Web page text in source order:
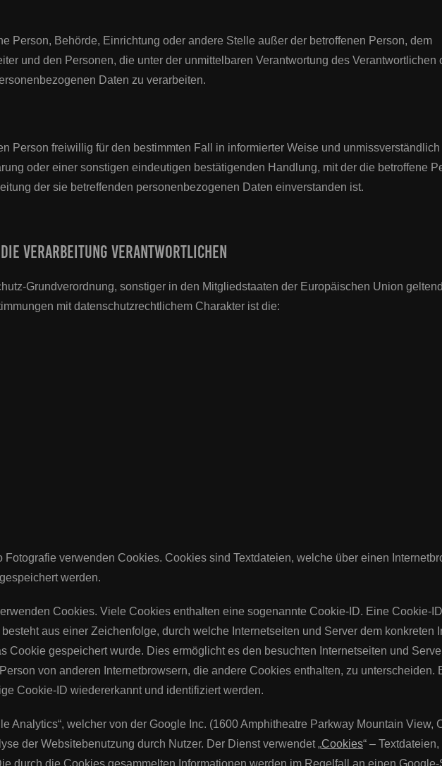
Person, Behörde, Einrichtung oder andere Stelle außer der betroffenen Person, dem
und den Personen, die unter der unmittelbaren Verantwortung des Verantwortlichen
Daten zu verarbeiten.
Person freiwillig für den bestimmten Fall in informierter Weise und
oder einer sonstigen eindeutigen bestätigenden Handlung, mit der die betroffene
der sie betreffenden personenbezogenen Daten einverstanden ist.
Verarbeitung Verantwortlichen
Grundverordnung, sonstiger in den Mitgliedstaaten der Europäischen Union
mit datenschutzrechtlichem Charakter ist die:
Fotografie verwenden Cookies. Cookies sind Textdateien, welche über einen
werden.
Cookies. Viele Cookies enthalten eine sogenannte Cookie-ID. Eine Cookie-
aus einer Zeichenfolge, durch welche Internetseiten und Server dem konkreten
Cookie gespeichert wurde. Dies ermöglicht es den besuchten Internetseiten und Ser
von anderen Internetbrowsern, die andere Cookies enthalten, zu unterscheiden.
Cookie-ID wiedererkannt und identifiziert werden.
Analytics“, welcher von der Google Inc. (1600 Amphitheatre Parkway Mountain View,
der Websitebenutzung durch Nutzer. Der Dienst verwendet „Cookies“ –
durch die Cookies gesammelten Informationen werden im Regelfall an einen